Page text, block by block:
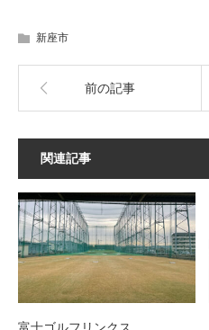
新座市
前の記事
関連記事
富士ゴルフリンクス